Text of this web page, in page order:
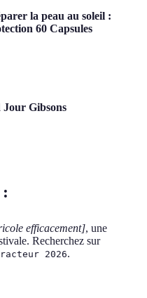
la peau au soleil :
60 Capsules
Jour Gibsons
efficacement], une
Recherchez sur
2026.